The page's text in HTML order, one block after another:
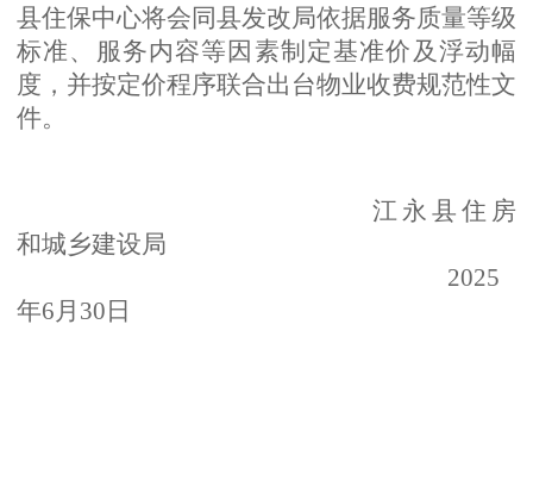
县住保中心将会同县发改局依据服务质量等级
标准、服务内容等因素制定基准价及浮动幅
度，并按定价程序联合出台物业收费规范性文
件。
江永县住房
和城乡建设局
2025
年6月30日